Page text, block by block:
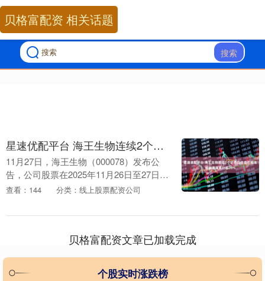
搜索
贝格富配资 相关话题
星速优配平台 海王生物连续2个交易日收盘价格涨幅偏离值累计超20%
11月27日，海王生物（000078）发布公
告，公司股票在2025年11月26日至27日连
续两个交易日，收盘价格涨幅偏离值累计
查看：144 分类：线上股票配资公司
贝格富配资文章已加载完成
个股实时涨跌榜